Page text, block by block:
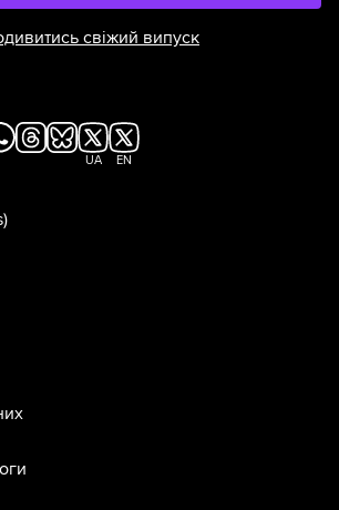
свіжий випуск
UA EN